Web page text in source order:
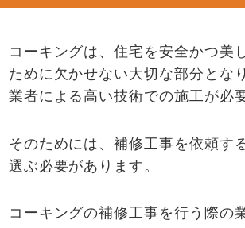
コーキングは、住宅を安全かつ美
ために欠かせない大切な部分とな
業者による高い技術での施工が必
そのためには、補修工事を依頼す
選ぶ必要があります。
コーキングの補修工事を行う際の